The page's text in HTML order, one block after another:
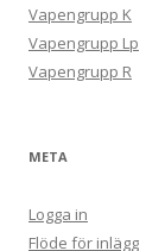
Vapengrupp K
Vapengrupp Lp
Vapengrupp R
META
Logga in
Flöde för inlägg